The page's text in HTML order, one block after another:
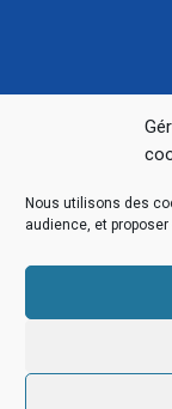
Nous utilisons des
audience, et